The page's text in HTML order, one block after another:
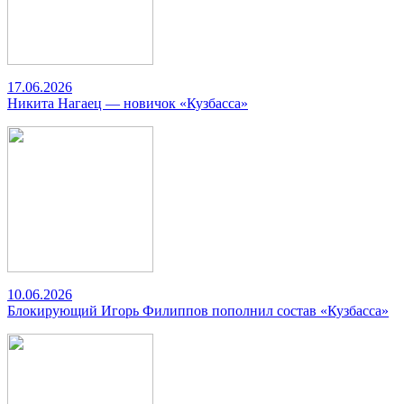
17.06.2026
Никита Нагаец — новичок «Кузбасса»
10.06.2026
Блокирующий Игорь Филиппов пополнил состав «Кузбасса»